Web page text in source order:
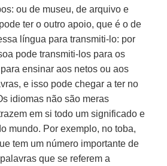
ou de museu, de arquivo e
ter o outro apoio, que é o de
língua para transmiti-lo: por
pode transmiti-los para os
ensinar aos netos ou aos
e isso pode chegar a ter no
idiomas não são meras
em si todo um significado e
mundo. Por exemplo, no toba,
tem um número importante de
que se referem a